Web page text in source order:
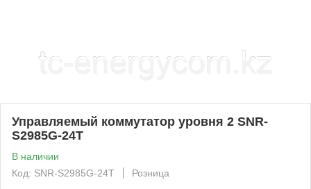
Управляемый коммутатор уровня 2 SNR-
S2985G-24T
В наличии
Код: SNR-S2985G-24T
Розница